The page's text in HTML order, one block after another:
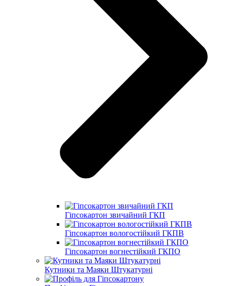
Гіпсокартон звичайний ГКП
Гіпсокартон вологостійкий ГКПВ
Гіпсокартон вогнестійкий ГКПО
Кутники та Маяки Штукатурні